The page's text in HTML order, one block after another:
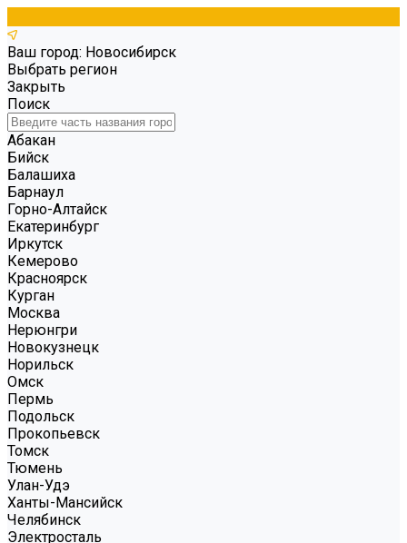
Ваш город: Новосибирск
Выбрать регион
Закрыть
Поиск
Абакан
Бийск
Балашиха
Барнаул
Горно-Алтайск
Екатеринбург
Иркутск
Кемерово
Красноярск
Курган
Москва
Нерюнгри
Новокузнецк
Норильск
Омск
Пермь
Подольск
Прокопьевск
Томск
Тюмень
Улан-Удэ
Ханты-Мансийск
Челябинск
Электросталь